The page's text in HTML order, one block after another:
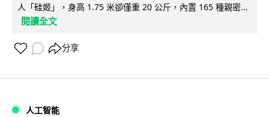
人「硅姬」，身高 1.75 米卻僅重 20 公斤，內置 165 種親密...
閱讀全文
分享
人工智能